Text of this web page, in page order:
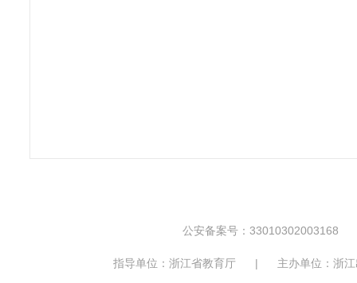
公安备案号：33010302003168
指导单位：浙江省教育厅 | 主办单位：浙